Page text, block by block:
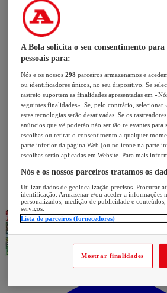
A Bola solicita o seu consentimento
pessoais para:
Nós e os nossos298 parceiros armazenamos e
ou identificadores únicos, no seu dispositivo. Se
rastreio suportem as finalidades apresentadas em
seguintes finalidades». Se, pelo contrário,
estas tecnologias serão desativadas. Se os
anúncios que vê poderão não ser tão relevantes para
escolhas ou retirar o consentimento a qualquer
parte inferior da página Web (ou no ícone na parte
escolhas serão aplicadas em Website. Para mais
Nós e os nossos parceiros tratamos os
Utilizar dados de geolocalização precisos. Procurar
identificação. Armazenar e/ou aceder a
personalizados, medição de publicidade e
serviços.
Lista de parceiros (fornecedores)
Mostrar finalidades